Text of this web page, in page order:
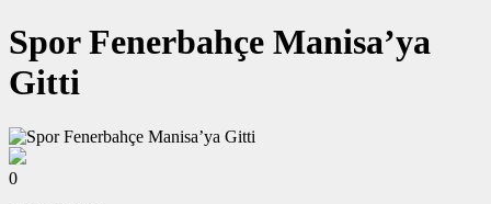
Spor Fenerbahçe Manisa’ya
Gitti
0